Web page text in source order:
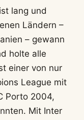
lang und
Ländern –
– gewann
holte alle
einer von nur
League mit
Porto 2004,
Mit Inter